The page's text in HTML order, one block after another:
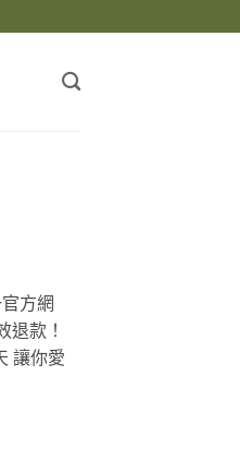
方網
退款！
讓你愛